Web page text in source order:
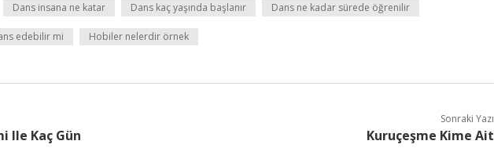
Dans insana ne katar Dans kaç yaşında başlanır Dans ne kadar sürede öğrenilir
edebilir mi Hobiler nelerdir örnek
Ile Kaç Gün
Sonraki Yazı
Kuruçeşme Kime Ait